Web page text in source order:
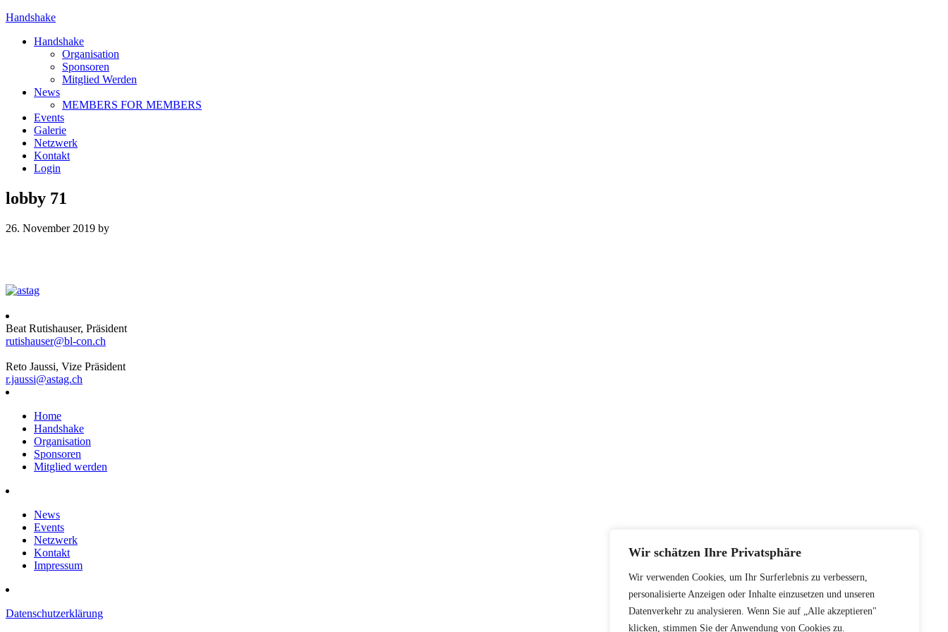
Wir schätzen Ihre Privatsphäre
Wir verwenden Cookies, um Ihr Surferlebnis zu verbessern,
personalisierte Anzeigen oder Inhalte einzusetzen und unseren
Datenverkehr zu analysieren. Wenn Sie auf „Alle akzeptieren"
klicken, stimmen Sie der Anwendung von Cookies zu.
Handshake
Handshake
Organisation
Sponsoren
Mitglied Werden
News
MEMBERS FOR MEMBERS
Events
Galerie
Netzwerk
Kontakt
Login
lobby 71
26. November 2019 by
Beat Rutishauser, Präsident
rutishauser@bl-con.ch
Reto Jaussi, Vize Präsident
r.jaussi@astag.ch
Home
Handshake
Organisation
Sponsoren
Mitglied werden
News
Events
Netzwerk
Kontakt
Impressum
Datenschutzerklärung